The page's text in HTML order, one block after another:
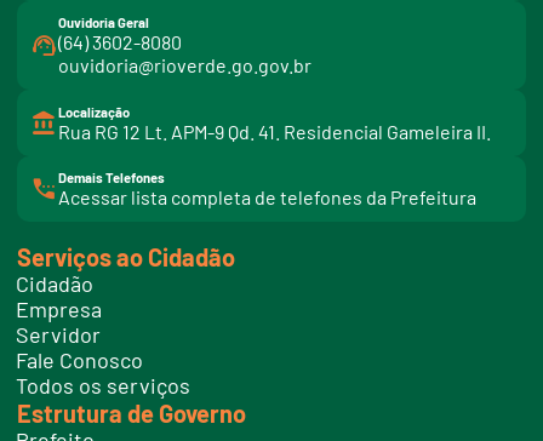
Ouvidoria Geral
(64) 3602-8080
ouvidoria@rioverde.go.gov.br
Localização
Rua RG 12 Lt. APM-9 Qd. 41. Residencial Gameleira II.
Demais Telefones
Acessar lista completa de telefones da Prefeitura
i
t
e
l
f
o
e
s
Serviços ao Cidadão
Cidadão
Empresa
Servidor
Fale Conosco
Todos os serviços
Estrutura de Governo